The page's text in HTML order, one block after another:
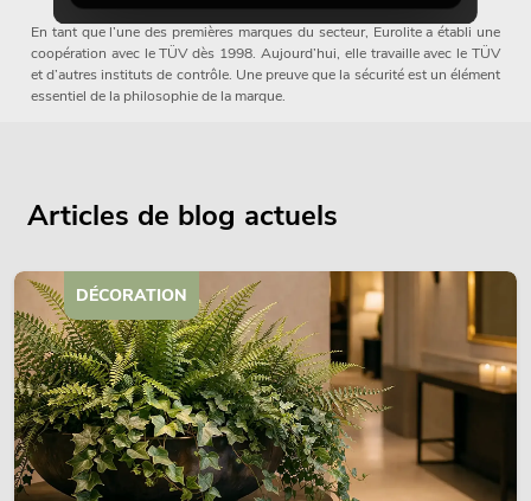
En tant que l’une des premières marques du secteur, Eurolite a établi une
coopération avec le TÜV dès 1998. Aujourd’hui, elle travaille avec le TÜV
et d’autres instituts de contrôle. Une preuve que la sécurité est un élément
essentiel de la philosophie de la marque.
Articles de blog actuels
DÉCORATION